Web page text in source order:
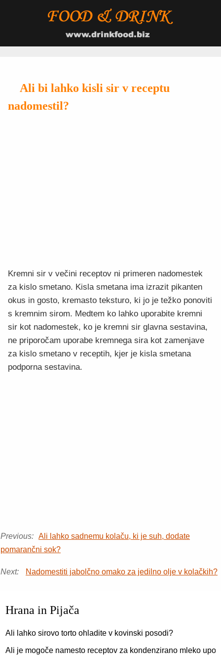
Ali bi lahko kisli sir v receptu
nadomestil?
Kremni sir v večini receptov ni primeren nadomestek
za kislo smetano. Kisla smetana ima izrazit pikanten
okus in gosto, kremasto teksturo, ki jo je težko ponoviti
s kremnim sirom. Medtem ko lahko uporabite kremni
sir kot nadomestek, ko je kremni sir glavna sestavina,
ne priporočam uporabe kremnega sira kot zamenjave
za kislo smetano v receptih, kjer je kisla smetana
podporna sestavina.
Previous: Ali lahko sadnemu kolaču, ki je suh, dodate
pomarančni sok?
Next: Nadomestiti jabolčno omako za jedilno olje v kolačkih?
Hrana in Pijača
Ali lahko sirovo torto ohladite v kovinski posodi?
Ali je mogoče namesto receptov za kondenzirano mleko